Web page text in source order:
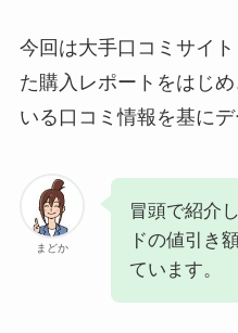
今回は大手口コミサイ
た購入レポートをはじ
いる口コミ情報を基に
まどか
冒頭で紹介
ドの値引き
ています。